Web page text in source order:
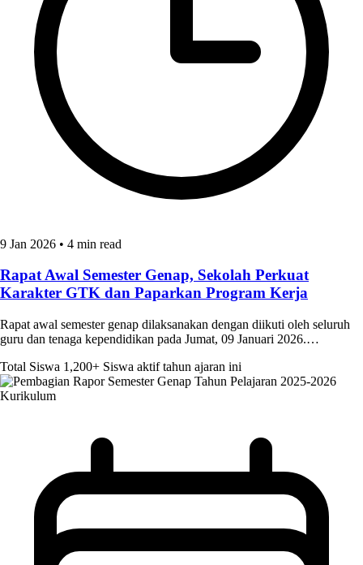
9 Jan 2026 • 4 min read
Rapat Awal Semester Genap, Sekolah Perkuat
Karakter GTK dan Paparkan Program Kerja
Rapat awal semester genap dilaksanakan dengan diikuti oleh seluruh
guru dan tenaga kependidikan pada Jumat, 09 Januari 2026.…
Total Siswa 1,200+ Siswa aktif tahun ajaran ini
Kurikulum